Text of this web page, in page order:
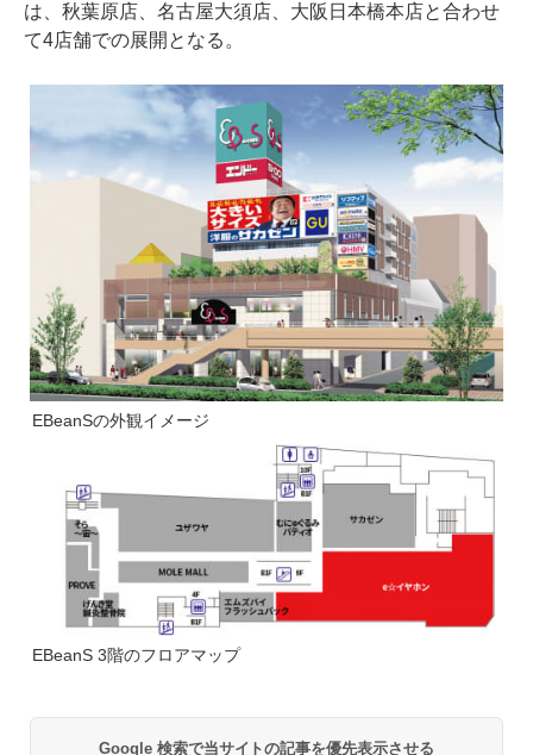
は、秋葉原店、名古屋大須店、大阪日本橋本店と合わせ
て4店舗での展開となる。
EBeanSの外観イメージ
EBeanS 3階のフロアマップ
Google 検索で当サイトの記事を優先表示させる